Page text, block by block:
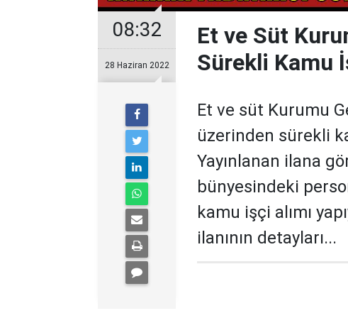
08:32
28 Haziran 2022
Et ve Süt
Sürekli Kamu
Et ve süt Kurumu
üzerinden sürekli
Yayınlanan ilana
bünyesindeki
kamu işçi alımı
ilanının detayları...